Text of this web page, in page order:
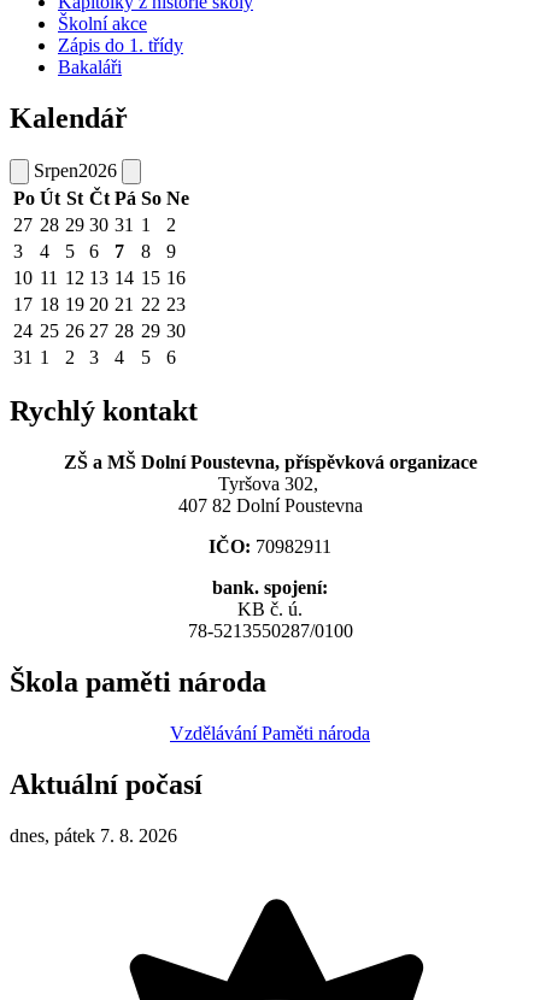
Školní akce
Zápis do 1. třídy
Bakaláři
Kalendář
Srpen2026
Po Út St Čt Pá So Ne
27 28 29 30 31 1
2
3
4 5 6 7 8
9
10 11 12 13 14 15 16
17 18 19 20 21 22 23
24 25 26 27 28 29 30
31 1 2 3 4 5 6
Rychlý kontakt
ZŠ a MŠ Dolní Poustevna, příspěvková organizace
Tyršova 302,
407 82 Dolní Poustevna
IČO: 70982911
bank. spojení:
KB č. ú.
78-5213550287/0100
Škola paměti národa
Vzdělávání Paměti národa
Aktuální počasí
dnes, pátek 7. 8. 2026